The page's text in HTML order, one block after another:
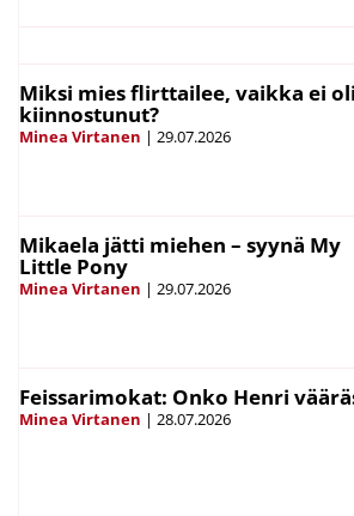
Miksi mies flirttailee, vaikka ei
kiinnostunut?
Minea Virtanen | 29.07.2026
Mikaela jätti miehen – syynä My
Little Pony
Minea Virtanen | 29.07.2026
Feissarimokat: Onko Henri
Minea Virtanen | 28.07.2026